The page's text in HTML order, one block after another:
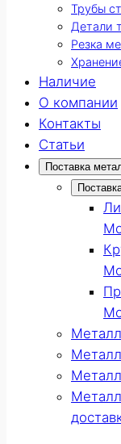
Трубы
Детали
Резка
Наличие
О компании
Контакты
Статьи
Поставка